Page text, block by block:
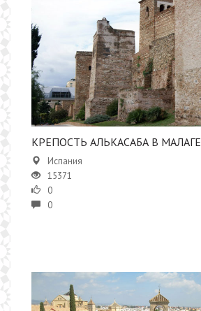
​КРЕПОСТЬ АЛЬКАСАБА В МАЛАГЕ
Испания
15371
0
0